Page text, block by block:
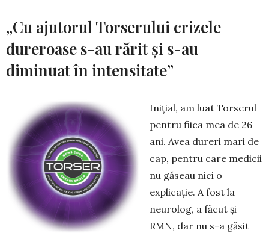
„Cu ajutorul Torserului crizele
dureroase s-au rărit şi s-au
diminuat în intensitate”
Iniţial, am luat Torserul
pentru fiica mea de 26
ani. Avea dureri mari de
cap, pentru care medicii
nu găseau nici o
explicaţie. A fost la
neurolog, a făcut şi
RMN, dar nu s-a găsit